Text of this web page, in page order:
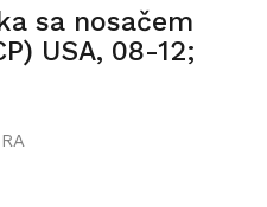
sa nosačem
USA, 08-12;